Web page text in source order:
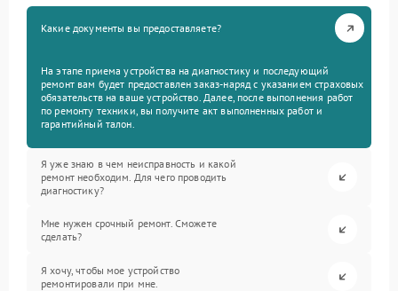
Какие документы вы предоставляете?
На этапе приема устройства на диагностику и последующий
ремонт вам будет предоставлен заказ-наряд с указанием страховых
обязательств на ваше устройство. Далее, после выполнения работ
по ремонту техники, вы получите акт выполненных работ и
гарантийный талон.
Я уже знаю в чем неисправность и какой
ремонт необходим. Для чего проводить
диагностику?
Мне нужен срочный ремонт. Сможете
сделать?
Я хочу, чтобы мое устройство
ремонтировали при мне.